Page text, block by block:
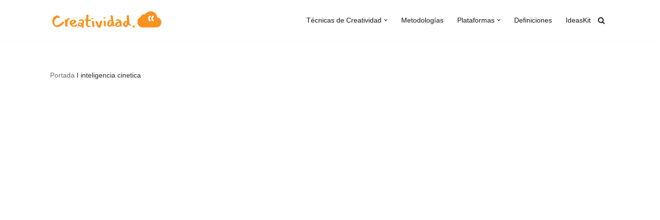
Técnicas de Creatividad Metodologías Plataformas Definiciones IdeasKit
Portada I inteligencia cinetica